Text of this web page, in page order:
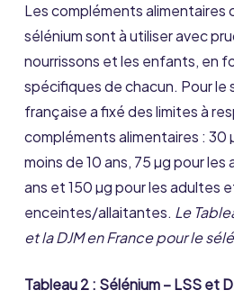
Les compléments alimentaires
sélénium sont à utiliser avec
nourrissons et les enfants, en
spécifiques de chacun. Pour le
française a fixé des limites à
compléments alimentaires : 30
moins de 10 ans, 75 µg pour les
ans et 150 µg pour les adultes
enceintes/allaitantes. Le
et la DJM en France pour le
Tableau 2 : Sélénium – LSS et